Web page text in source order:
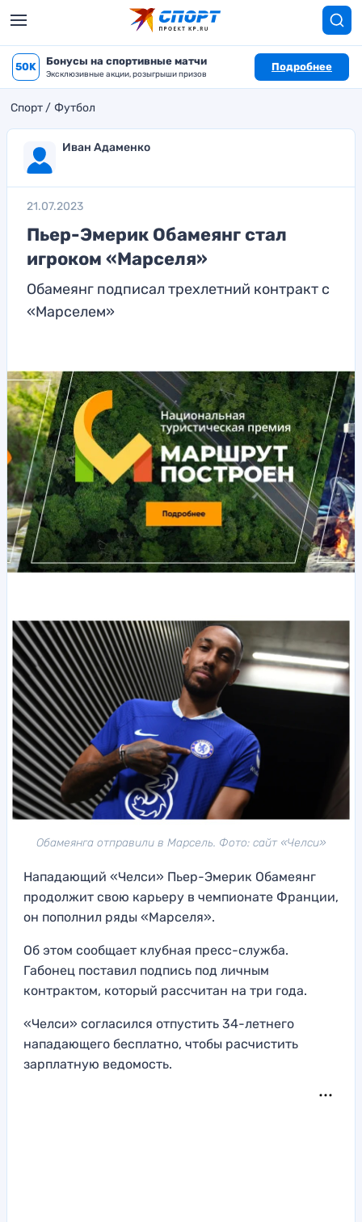
50K Бонусы на спортивные матчи
Эксклюзивные акции, розыгрыши призов
Подробнее
Спорт Футбол
Иван Адаменко
21.07.2023
Пьер-Эмерик Обамеянг стал
игроком «Марселя»
Обамеянг подписал трехлетний контракт с
«Марселем»
Обамеянга отправили в Марсель. Фото: сайт «Челси»
Нападающий «Челси» Пьер-Эмерик Обамеянг
продолжит свою карьеру в чемпионате Франции,
он пополнил ряды «Марселя».
Об этом сообщает клубная пресс-служба.
Габонец поставил подпись под личным
контрактом, который рассчитан на три года.
«Челси» согласился отпустить 34-летнего
нападающего бесплатно, чтобы расчистить
зарплатную ведомость.